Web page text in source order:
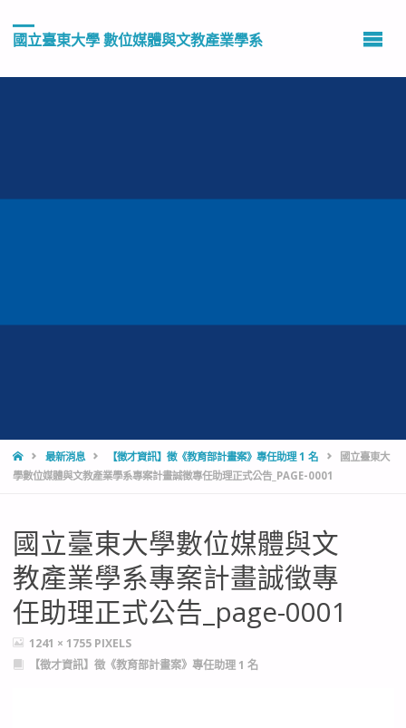
國立臺東大學 數位媒體與文教產業學系
HOME最新消息 【徵才資訊】徵《教育部計畫案》專任助理 1 名
國立臺東大
學數位媒體與文教產業學系專案計畫誠徵專任助理正式公告_PAGE-0001
國立臺東大學數位媒體與文
教產業學系專案計畫誠徵專
任助理正式公告_page-0001
FULL
SIZE
1241 × 1755 PIXELS
【徵才資訊】徵《教育部計畫案》專任助理 1 名